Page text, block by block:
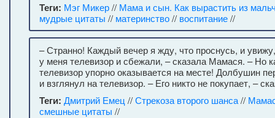
Теги: Мэг Микер// Мама и сын. Как вырастить из
мудрые цитаты // материнство// воспитание//
– Странно! Каждый вечер я жду, что проснусь, и
у меня телевизор и сбежали, – сказала Мамася. – Но
телевизор упорно оказывается на месте! Долбушин
и взглянул на телевизор. – Его никто не покупает, –
Теги: Дмитрий Емец //Стрекоза второго шанса//
смешные цитаты //